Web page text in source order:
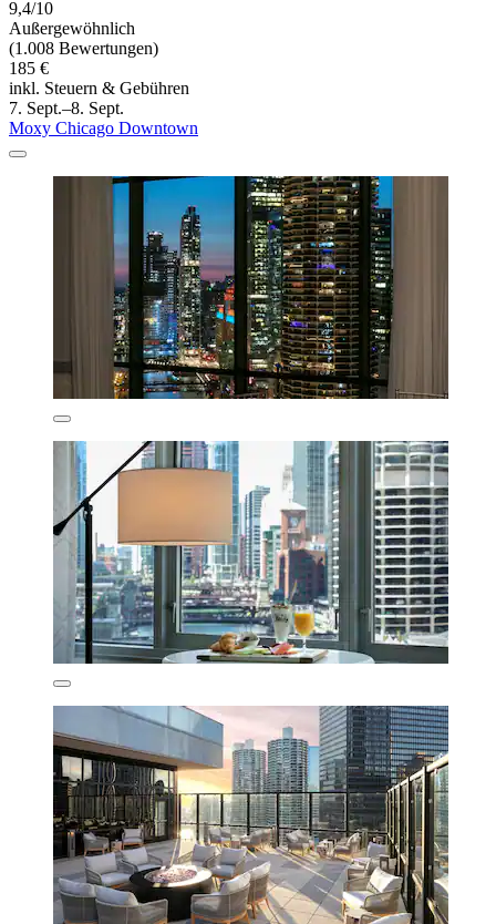
9,4/10
Außergewöhnlich
(1.008 Bewertungen)
185 €
inkl. Steuern & Gebühren
7. Sept.–8. Sept.
Moxy Chicago Downtown